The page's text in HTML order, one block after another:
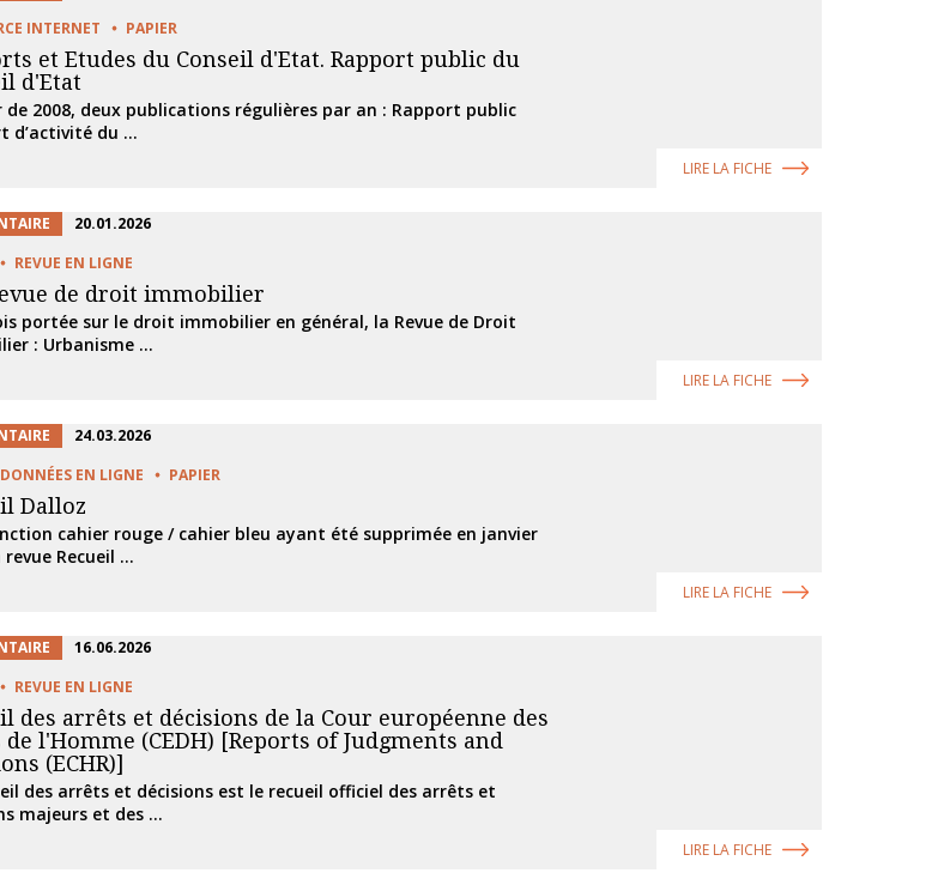
INTERNET
PAPIER
et Etudes du Conseil d'Etat. Rapport public du
d'Etat
2008, deux publications régulières par an : Rapport public
d’activité du ...
LIRE LA FICHE
20.01.2026
REVUE EN LIGNE
de droit immobilier
portée sur le droit immobilier en général, la Revue de Droit
: Urbanisme ...
LIRE LA FICHE
24.03.2026
EN LIGNE
PAPIER
Dalloz
cahier rouge / cahier bleu ayant été supprimée en janvier
revue Recueil ...
LIRE LA FICHE
16.06.2026
REVUE EN LIGNE
des arrêts et décisions de la Cour européenne des
l'Homme (CEDH) [Reports of Judgments and
(ECHR)]
des arrêts et décisions est le recueil officiel des arrêts et
majeurs et des ...
LIRE LA FICHE